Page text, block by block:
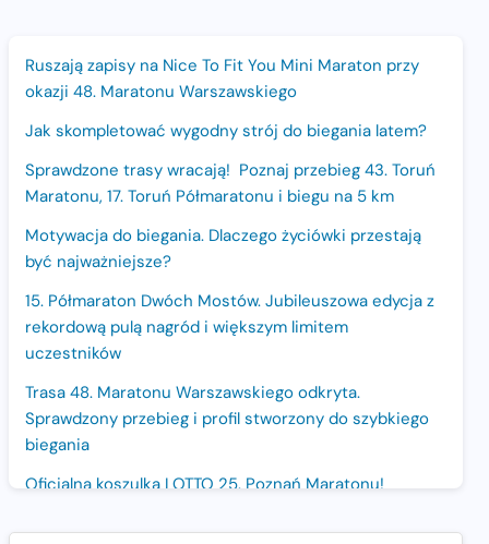
Ruszają zapisy na Nice To Fit You Mini Maraton przy
okazji 48. Maratonu Warszawskiego
Jak skompletować wygodny strój do biegania latem?
Sprawdzone trasy wracają! Poznaj przebieg 43. Toruń
Maratonu, 17. Toruń Półmaratonu i biegu na 5 km
Motywacja do biegania. Dlaczego życiówki przestają
być najważniejsze?
15. Półmaraton Dwóch Mostów. Jubileuszowa edycja z
rekordową pulą nagród i większym limitem
uczestników
Trasa 48. Maratonu Warszawskiego odkryta.
Sprawdzony przebieg i profil stworzony do szybkiego
biegania
Oficjalna koszulka LOTTO 25. Poznań Maratonu!